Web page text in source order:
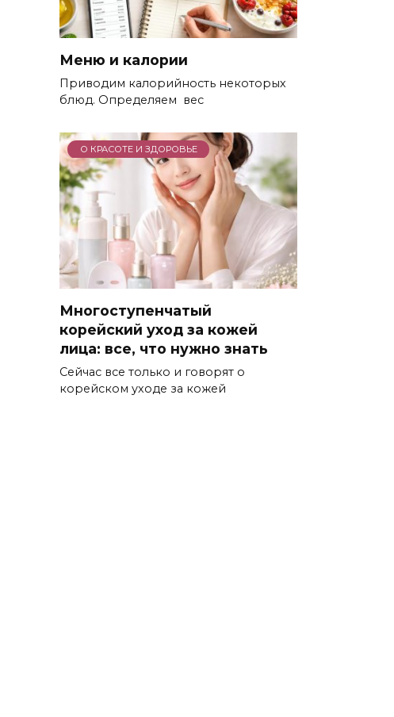
Меню и калории
Приводим калорийность некоторых
блюд. Определяем вес
О КРАСОТЕ И ЗДОРОВЬЕ
Многоступенчатый
корейский уход за кожей
лица: все, что нужно знать
Сейчас все только и говорят о
корейском уходе за кожей